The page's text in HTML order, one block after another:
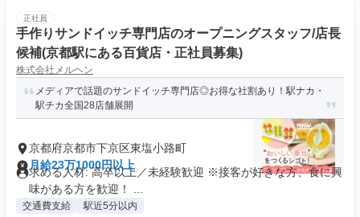
正社員
手作りサンドイッチ専門店のオープニングスタッフ/店長
候補(京都駅にある百貨店・正社員募集)
株式会社メルヘン
メディアで話題のサンドイッチ専門店◎お得な社割あり！駅ナカ・
駅チカ全国28店舗展開
京都府京都市下京区東塩小路町
月給23万1000円以上
求める人材: 高卒以上／未経験歓迎 ※接客が好きな方、食に興
味がある方を歓迎！ ...
交通費支給 駅近5分以内